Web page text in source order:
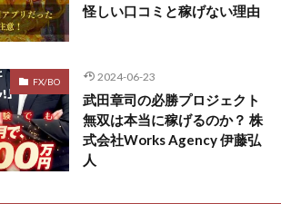
怪しい口コミと稼げない理由
FX/BO 2024-06-23
武田章司の必勝プロジェクト
無双は本当に稼げるのか？ 株
式会社Works Agency 伊藤弘
人